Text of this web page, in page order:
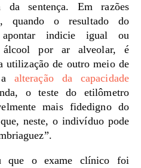
sentença. Em razões
quando o resultado do
apontar indicie igual ou
por ar alveolar, é
utilização de outro meio de
alteração da capacidade
o teste do etilômetro
mais fidedigno do
neste, o indivíduo pode
que o exame clínico foi